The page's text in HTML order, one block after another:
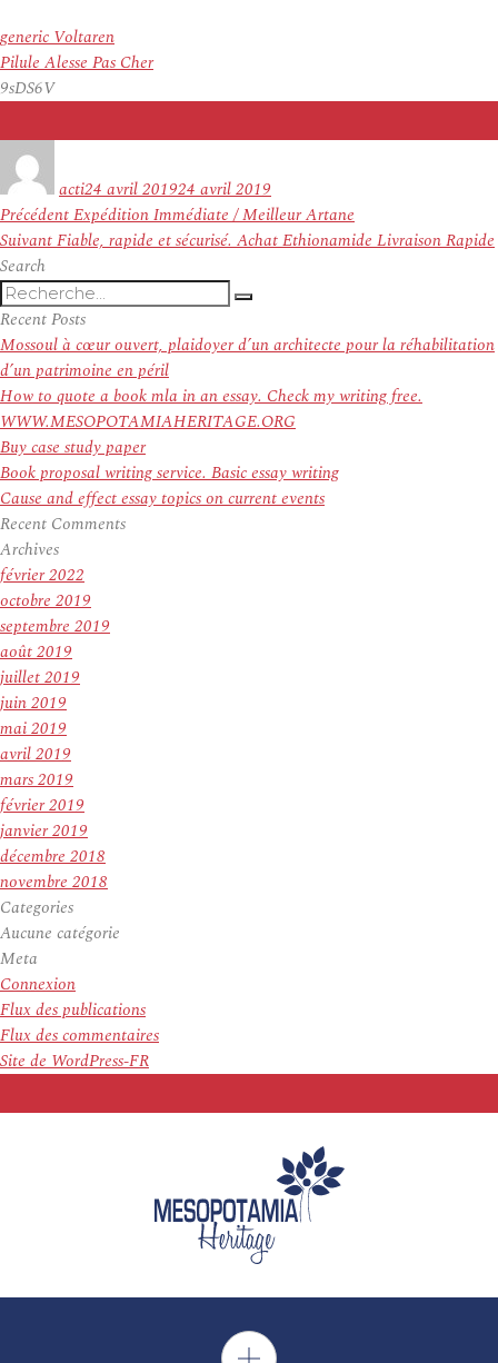
generic Voltaren
Pilule Alesse Pas Cher
9sDS6V
actile
24 avril 201924 avril 2019
Navigation
de
l’article
PrécédentArticle
précédent :
Expédition Immédiate / Meilleur Artane
SuivantArticle
Fiable, rapide et sécurisé. Achat Ethionamide Livraison Rapide
Search
Recherche
pour
:
Recherche
Recent Posts
Mossoul à cœur ouvert, plaidoyer d’un architecte pour la réhabilitation
d’un patrimoine en péril
How to quote a book mla in an essay. Check my writing free.
WWW.MESOPOTAMIAHERITAGE.ORG
Buy case study paper
Book proposal writing service. Basic essay writing
Cause and effect essay topics on current events
Recent Comments
Archives
février 2022
octobre 2019
septembre 2019
août 2019
juillet 2019
juin 2019
mai 2019
avril 2019
mars 2019
février 2019
janvier 2019
décembre 2018
novembre 2018
Categories
Aucune catégorie
Meta
Connexion
Flux des publications
Flux des commentaires
Site de WordPress-FR